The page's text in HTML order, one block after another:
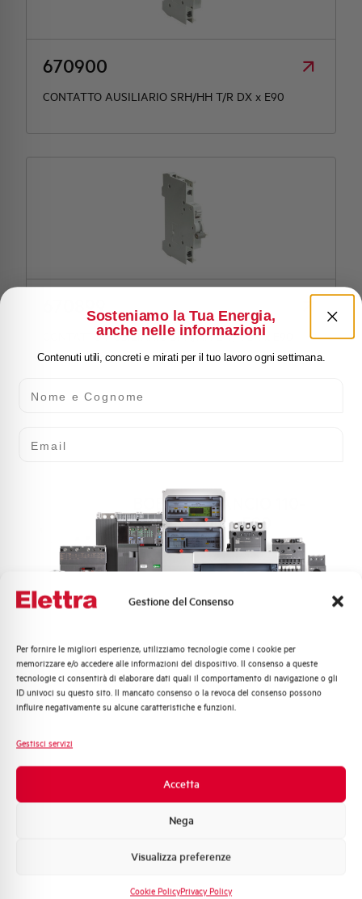
Gestione del Consenso
Per fornire le migliori esperienze, utilizziamo tecnologie come i cookie per
memorizzare e/o accedere alle informazioni del dispositivo. Il consenso a queste
tecnologie ci consentirà di elaborare dati quali il comportamento di navigazione o gli
ID univoci su questo sito. Il mancato consenso o la revoca del consenso possono
influire negativamente su alcune caratteristiche e funzioni.
Gestisci servizi
Accetta
Nega
Visualizza preferenze
Cookie PolicyPrivacy Policy
670900
CONTATTO AUSILIARIO SRH/HH T/R DX x E90
670899
CONTATTO AUSILIARIO SRH/HH-L T/R SX x E90
BOBINA SGANCIO 110-
415V AC/DC x E90
TELEL-2
(Dichiarazione di conformità CE)
Dichiarazione DOC CE
(Dichiarazione di conformità CE)
Sosteniamo la Tua Energia,
anche nelle informazioni
Contenuti utili, concreti e mirati per il tuo lavoro ogni settimana.
Quali argomenti ti interessano di più?
Distribuzione di Energia
Automazione Industriale
Sistema Quadri
Promozioni e offerte
Formazione tecnica
Voglio ricevere aggiornamenti, novità di